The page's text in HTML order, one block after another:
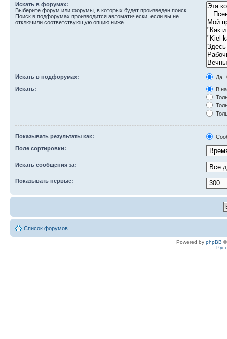
Искать в форумах:
Выберите форум или форумы, в которых будет произведен поиск.
Поиск в подфорумах производится автоматически, если вы не
отключили соответствующую опцию ниже.
Искать в подфорумах:
Да
Искать:
В
Показывать результаты как:
Поле сортировки:
Искать сообщения за:
Показывать первые:
Список форумов
Powered by phpBB